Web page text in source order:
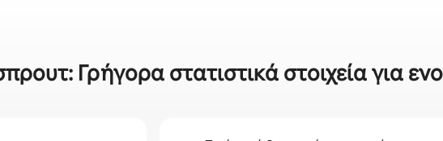
Γρήγορα στατιστικά στοιχεία για